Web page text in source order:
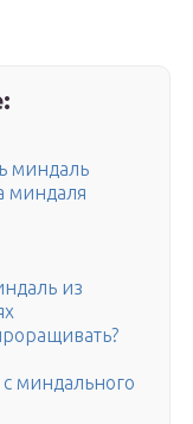
миндаль
миндаля
из
миндального